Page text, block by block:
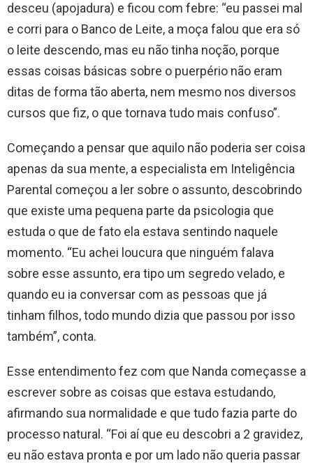
desceu (apojadura) e ficou com febre: “eu passei mal
e corri para o Banco de Leite, a moça falou que era só
o leite descendo, mas eu não tinha noção, porque
essas coisas básicas sobre o puerpério não eram
ditas de forma tão aberta, nem mesmo nos diversos
cursos que fiz, o que tornava tudo mais confuso”.
Começando a pensar que aquilo não poderia ser coisa
apenas da sua mente, a especialista em Inteligência
Parental começou a ler sobre o assunto, descobrindo
que existe uma pequena parte da psicologia que
estuda o que de fato ela estava sentindo naquele
momento. “Eu achei loucura que ninguém falava
sobre esse assunto, era tipo um segredo velado, e
quando eu ia conversar com as pessoas que já
tinham filhos, todo mundo dizia que passou por isso
também”, conta.
Esse entendimento fez com que Nanda começasse a
escrever sobre as coisas que estava estudando,
afirmando sua normalidade e que tudo fazia parte do
processo natural. “Foi aí que eu descobri a 2 gravidez,
eu não estava pronta e por um lado não queria passar